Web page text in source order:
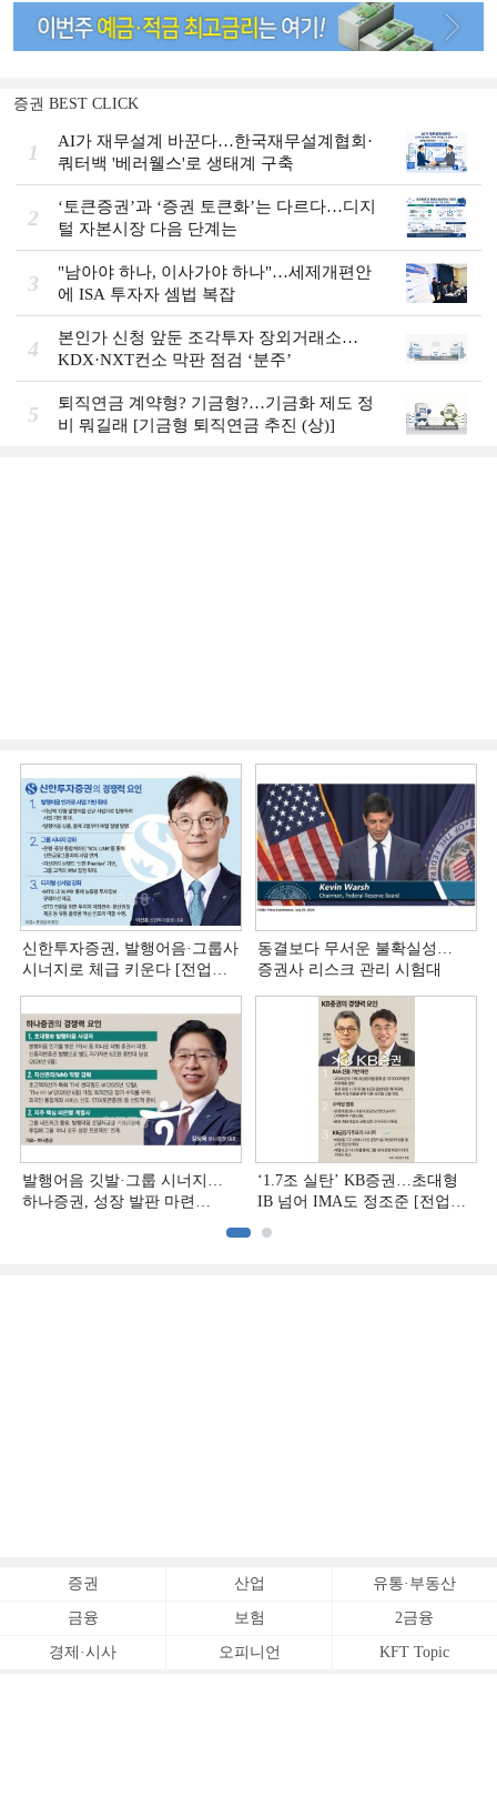
증권 BEST CLICK
1
AI가 재무설계 바꾼다…한국재무설계협회·
쿼터백 '베러웰스'로 생태계 구축
2
‘토큰증권’과 ‘증권 토큰화’는 다르다…디지
털 자본시장 다음 단계는
3
"남아야 하나, 이사가야 하나"…세제개편안
에 ISA 투자자 셈법 복잡
4
본인가 신청 앞둔 조각투자 장외거래소…
KDX·NXT컨소 막판 점검 ‘분주’
5
퇴직연금 계약형? 기금형?…기금화 제도 정
비 뭐길래 [기금형 퇴직연금 추진 (상)]
신한투자증권, 발행어음·그룹사
시너지로 체급 키운다 [전업계
동결보다 무서운 불확실성…
증권사 리스크 관리 시험대
발행어음 깃발·그룹 시너지…
하나증권, 성장 발판 마련
‘1.7조 실탄’ KB증권…초대형
IB 넘어 IMA도 정조준 [전업계
증권 산업 유통·부동산
금융 보험 2금융
경제·시사 오피니언 KFT Topic